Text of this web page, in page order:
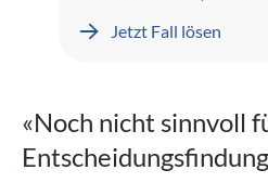
präsentiert sich mit seit
Jetzt Fall lösen
«Noch nicht sinnvoll